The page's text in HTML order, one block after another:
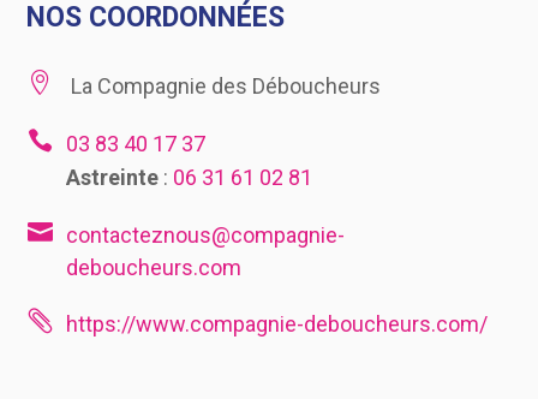
NOS COORDONNÉES
 La Compagnie des Déboucheurs

03 83 40 17 37
Astreinte: 06 31 61 02 81
 contacteznous@compagnie-
deboucheurs.com
 https://www.compagnie-deboucheurs.com/